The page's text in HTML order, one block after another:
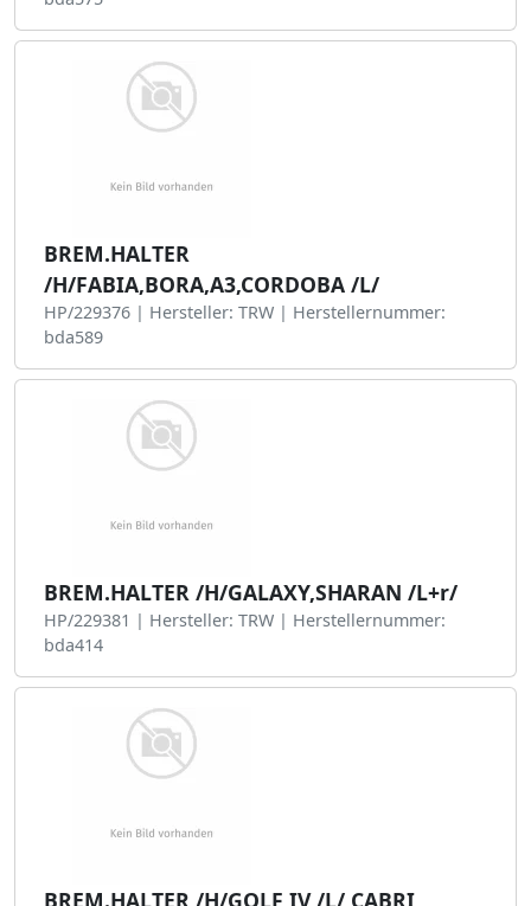
BREM.HALTER
/H/FABIA,BORA,A3,CORDOBA /L/
HP/229376 | Hersteller: TRW | Herstellernummer:
bda589
BREM.HALTER /H/GALAXY,SHARAN /L+r/
HP/229381 | Hersteller: TRW | Herstellernummer:
bda414
BREM.HALTER /H/GOLF IV /L/ CABRI